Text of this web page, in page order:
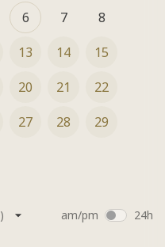
6 7
8
13 14
15
20 21
22
27 28
29
) am/pm 24h